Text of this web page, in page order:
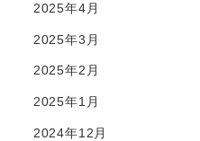
2025年4月
2025年3月
2025年2月
2025年1月
2024年12月